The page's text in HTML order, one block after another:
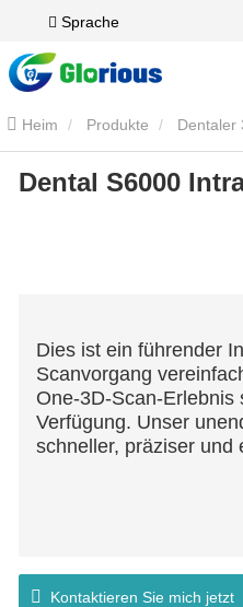
Sprache
Heim Produkte Dentaler
Dental S6000 Intraoralscanner
Dental S6000
Dies ist ein führender
Scanvorgang
One-3D-Scan-Erlebnis
Verfügung. Unser
schneller, präziser und
Kontaktieren Sie mich jetzt